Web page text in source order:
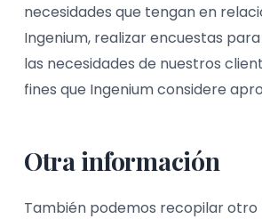
necesidades que tengan en
Ingenium, realizar encuestas
las necesidades de nuestros
fines que Ingenium considere
Otra información
También podemos recopilar otro